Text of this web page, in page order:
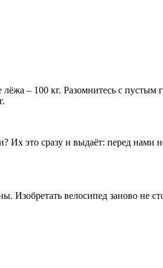
– 100 кг. Разомнитесь с пустым
Их это сразу и выдаёт: перед нами
Изобретать велосипед заново не